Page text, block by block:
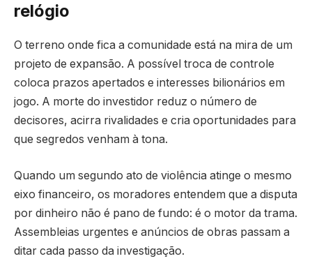
relógio
O terreno onde fica a comunidade está na mira de um
projeto de expansão. A possível troca de controle
coloca prazos apertados e interesses bilionários em
jogo. A morte do investidor reduz o número de
decisores, acirra rivalidades e cria oportunidades para
que segredos venham à tona.
Quando um segundo ato de violência atinge o mesmo
eixo financeiro, os moradores entendem que a disputa
por dinheiro não é pano de fundo: é o motor da trama.
Assembleias urgentes e anúncios de obras passam a
ditar cada passo da investigação.